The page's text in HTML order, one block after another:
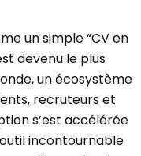
un simple “CV en
devenu le plus
un écosystème
recruteurs et
s’est accélérée
incontournable